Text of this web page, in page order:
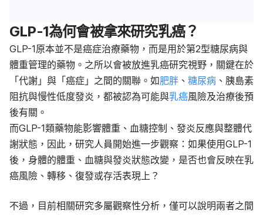
GLP-1為何會被拿來研究乳癌？
GLP-1原本並不是癌症治療藥物，而是用於第2型糖尿病與
體重管理的藥物。之所以會被放進乳癌研究視野 ，關鍵在於
「代謝」與「癌症」之間的關聯。 如肥胖 、 糖尿病 、胰島素
阻抗與慢性低度發炎，都被認為可能與乳癌風險及治療後預
後有關。
而GLP-1類藥物能影響體重、血糖控制、發炎反應與整體代
謝狀態， 因此，研究人員開始進一步觀察：如果使用GLP-1
後，身體的體重、血糖與發炎狀態改變，是否也會反映在乳
癌風險、轉移、復發或存活表現上？
不過，目前相關研究多屬觀察性分析，僅可以說明兩者之間